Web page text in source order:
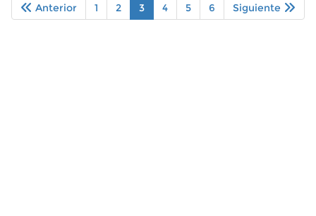
Anterior 1 2 3 4 5 6 Siguiente